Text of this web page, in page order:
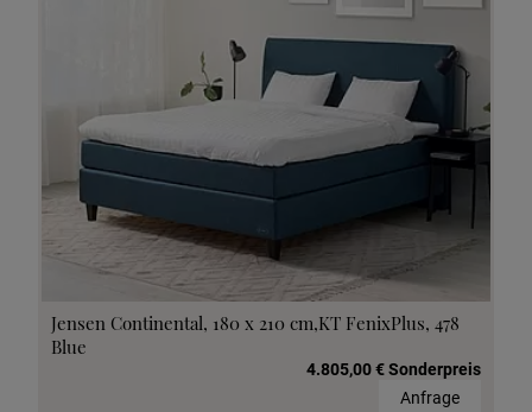
Jensen Continental, 180 x 210 cm,KT FenixPlus, 478
Blue
4.805,00 € Sonderpreis
Anfrage